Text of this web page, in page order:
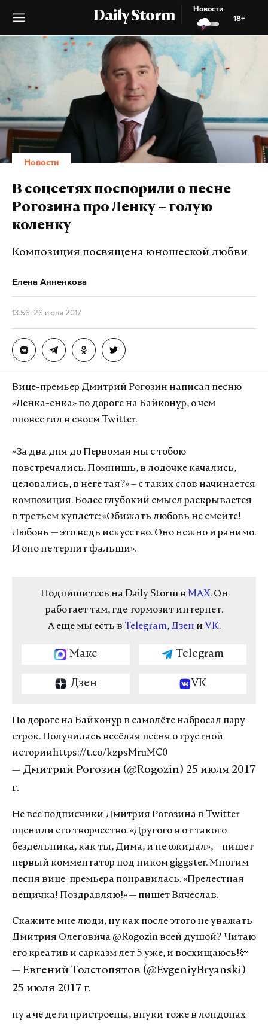
Daily Storm
Новости
18+
Новости
В соцсетях поспорили о песне
Рогозина про Ленку – голую
коленку
Композиция посвящена юношеской любви
Елена Анненкова
13:56, 26 июля 2017
Вице-премьер Дмитрий Рогозин написал песню
«Ленка-енка» по дороге на Байконур, о чем
оповестил в своем Twitter.
«За два дня до Первомая мы с тобою
повстречались. Помнишь, в лодочке качались,
целовались, в неге тая?» – с таких слов начинается
композиция. Более глубокий смысл раскрывается
в третьем куплете: «Обижать любовь не смейте!
Любовь — это ведь искусство. Оно нежно и ранимо.
И оно не терпит фальши».
Подпишитесь на Daily Storm в MAX. Он
работает там, где тормозит интернет.
А еще мы есть в Telegram, Дзен и VK.
Макс Telegram
Дзен VK
По дороге на Байконур в самолёте набросал пару
строк. Получилась весёлая песня о грустной
историиhttps://t.co/kzpsMruMC0
— Дмитрий Рогозин (@Rogozin) 25 июля 2017
г.
Не все подписчики Дмитрия Рогозина в Twitter
оценили его творчество. «Другого я от такого
бездельника, как ты, Дима, и не ожидал», – пишет
первый комментатор под ником giggster. Многим
песня вице-премьера понравилась. «Прелестная
вещичка! Поздравляю!» — пишет Вячеслав.
Скажите мне люди, ну как после этого не уважать
Дмитрия Олеговича @Rogozin всей душой? Читаю
его креатив и сарказм лет 5 уже, и восхищаюсь!💯
— Евгений Толстопятов (@EvgeniyBryanski)
25 июля 2017 г.
ну а че дети пристроены, внуки тоже в лондонах